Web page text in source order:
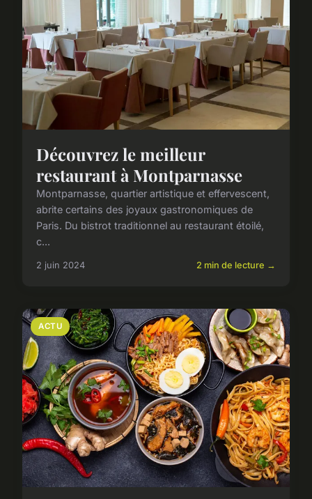
Découvrez le meilleur
restaurant à Montparnasse
Montparnasse, quartier artistique et effervescent,
abrite certains des joyaux gastronomiques de
Paris. Du bistrot traditionnel au restaurant étoilé,
c...
2 juin 2024 2 min de lecture →
ACTU